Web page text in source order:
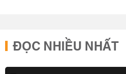
ĐỌC NHIỀU NHẤT